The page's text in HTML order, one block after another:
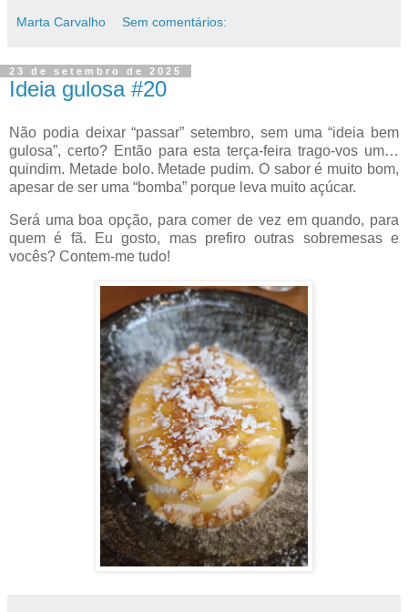
Marta Carvalho Sem comentários:
23 de setembro de 2025
Ideia gulosa #20
Não podia deixar “passar” setembro, sem uma “ideia bem
gulosa”, certo? Então para esta terça-feira trago-vos um…
quindim. Metade bolo. Metade pudim. O sabor é muito bom,
apesar de ser uma “bomba” porque leva muito açúcar.
Será uma boa opção, para comer de vez em quando, para
quem é fã. Eu gosto, mas prefiro outras sobremesas e
vocês? Contem-me tudo!